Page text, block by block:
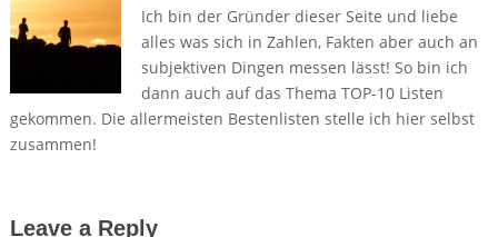
Ich bin der Gründer dieser Seite und liebe
alles was sich in Zahlen, Fakten aber auch an
subjektiven Dingen messen lässt! So bin ich
dann auch auf das Thema TOP-10 Listen
gekommen. Die allermeisten Bestenlisten stelle ich hier selbst
zusammen!
Leave a Reply